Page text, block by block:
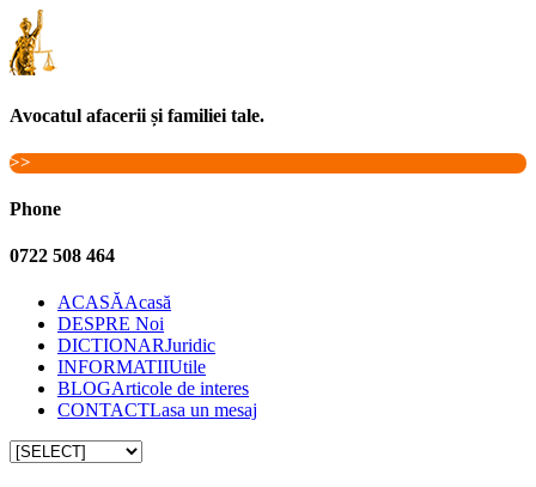
Avocatul afacerii și familiei tale.
>>
Phone
0722 508 464
ACASĂAcasă
DESPRE Noi
DICTIONARJuridic
INFORMATIIUtile
BLOGArticole de interes
CONTACTLasa un mesaj